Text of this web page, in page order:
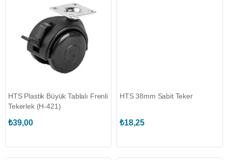
HTS Plastik Büyük Tablalı Frenli
Tekerlek (H-421)
₺39,00
HTS 38mm Sabit Teker
₺18,25